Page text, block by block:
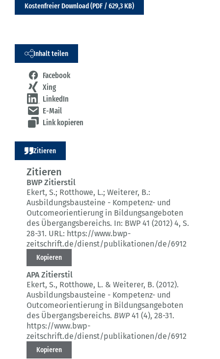
Kostenfreier Download (PDF / 629,3 KB)
Inhalt teilen
Facebook
Xing
LinkedIn
E-Mail
Link kopieren
Zitieren
Zitieren
BWP Zitierstil
Ekert, S.; Rotthowe, L.; Weiterer, B.:
Ausbildungsbausteine - Kompetenz- und
Outcomeorientierung in Bildungsangeboten
des Übergangsbereichs. In: BWP 41 (2012) 4, S.
28-31. URL: https://www.bwp-
zeitschrift.de/dienst/publikationen/de/6912
Kopieren
APA Zitierstil
Ekert, S., Rotthowe, L. & Weiterer, B. (2012).
Ausbildungsbausteine - Kompetenz- und
Outcomeorientierung in Bildungsangeboten
des Übergangsbereichs. BWP41 (4), 28-31.
https://www.bwp-
zeitschrift.de/dienst/publikationen/de/6912
Kopieren